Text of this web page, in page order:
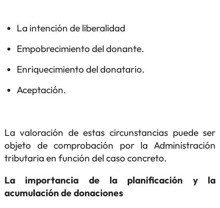
La intención de liberalidad
Empobrecimiento del donante.
Enriquecimiento del donatario.
Aceptación.
La valoración de estas circunstancias puede ser
objeto de comprobación por la Administración
tributaria en función del caso concreto.
La importancia de la planificación y la
acumulación de donaciones